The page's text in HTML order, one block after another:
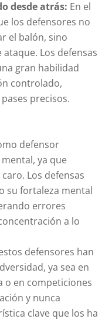
desde atrás: En el
los defensores no
el balón, sino
Los defensas
gran habilidad
controlado,
precisos.
defensor
ya que
Los defensas
su fortaleza mental
errores
a lo
defensores han
ya sea en
o en competiciones
y nunca
clave que los ha